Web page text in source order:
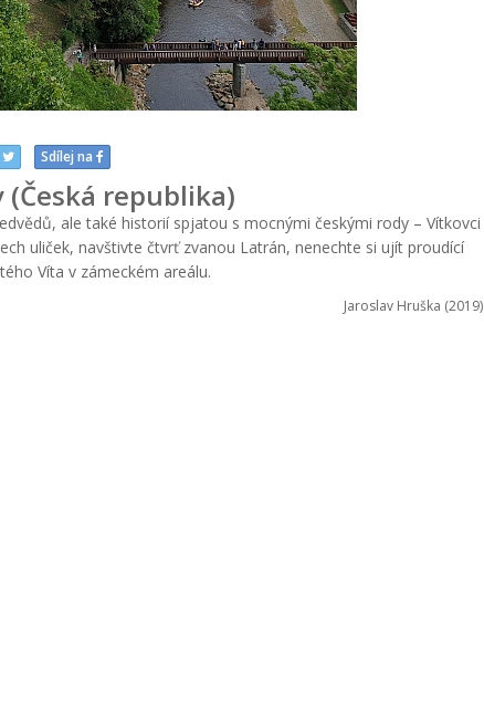
Sdílej na
(Česká republika)
ale také historií spjatou s mocnými českými rody – Vítkovci
uliček, navštivte čtvrť zvanou Latrán, nenechte si ujít proudící
Víta v zámeckém areálu.
Jaroslav Hruška (2019)